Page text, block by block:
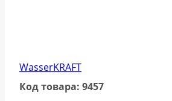
WasserKRAFT
Код товара: 9457